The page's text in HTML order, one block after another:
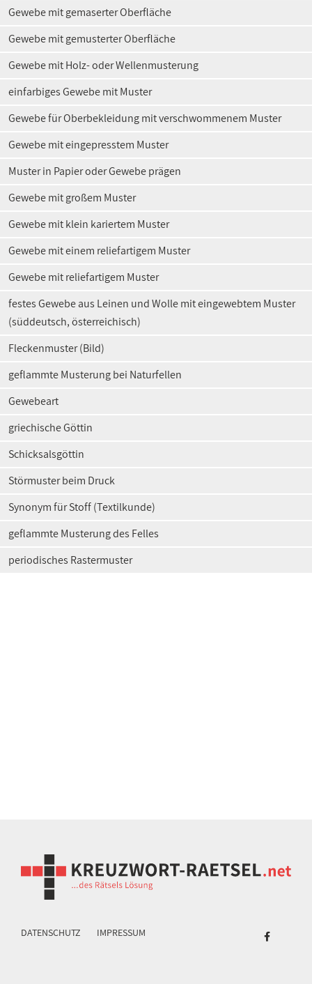
Gewebe mit gemaserter Oberfläche
Gewebe mit gemusterter Oberfläche
Gewebe mit Holz- oder Wellenmusterung
einfarbiges Gewebe mit Muster
Gewebe für Oberbekleidung mit verschwommenem Muster
Gewebe mit eingepresstem Muster
Muster in Papier oder Gewebe prägen
Gewebe mit großem Muster
Gewebe mit klein kariertem Muster
Gewebe mit einem reliefartigem Muster
Gewebe mit reliefartigem Muster
festes Gewebe aus Leinen und Wolle mit eingewebtem Muster
(süddeutsch, österreichisch)
Fleckenmuster (Bild)
geflammte Musterung bei Naturfellen
Gewebeart
griechische Göttin
Schicksalsgöttin
Störmuster beim Druck
Synonym für Stoff (Textilkunde)
geflammte Musterung des Felles
periodisches Rastermuster
DATENSCHUTZ IMPRESSUM